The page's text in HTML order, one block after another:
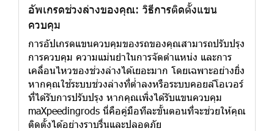
อัพเกรดช่วงล่างของคุณ: วิธีการติดตั้งแขน
ควบคุม
การอัปเกรดแขนควบคุมของรถของคุณสามารถปรับปรุง
การควบคุม ความแม่นยำในการจัดตำแหน่ง และการ
เคลื่อนไหวของช่วงล่างได้เยอะมาก โดยเฉพาะอย่างยิ่ง
หากคุณใช้ระบบช่วงล่างที่ต่ำลงหรือระบบคอยล์โอเวอร์
ที่ได้รับการปรับปรุง หากคุณเพิ่งได้รับแขนควบคุม
maXpeedingrods นี่คือคู่มือทีละขั้นตอนที่จะช่วยให้คุณ
ติดตั้งได้อย่างราบรื่นและปลอดภัย